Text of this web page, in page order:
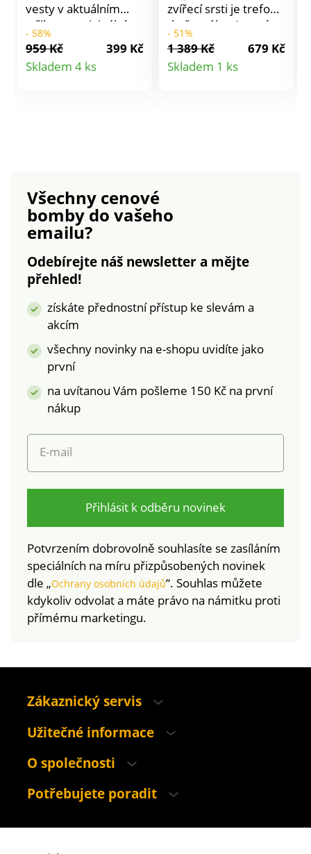
vesty v aktuálním
střihu a s originálním
vzorem. Hráškový a
copánkový vzor na
předním dílu. Bez
- 58%
959 Kč
399 Kč
Skladem 4 ks
Detail
zvířecí srsti je trefou
do černého. Jemný
úplet. Žakárový
leopardí vzor s
příměsí zlatého
- 51%
1 389 Kč
679 Kč
Skladem 1 ks
Detail
Všechny cenové
bombydo vašeho
emailu?
Odebírejte náš newsletter a mějte
přehled!
získáte přednostní přístup ke slevám a
akcím
všechny novinky na e-shopu uvidíte jako
první
na uvítanou Vám pošleme 150 Kč na první
nákup
E-mail
Přihlásit k odběru novinek
Potvrzením dobrovolně souhlasíte se zasíláním
speciálních na míru přizpůsobených novinek
dle „Ochrany osobních údajů“. Souhlas můžete
kdykoliv odvolat a máte právo na námitku proti
přímému marketingu.
Zákaznický servis
Užitečné informace
O společnosti
Potřebujete poradit